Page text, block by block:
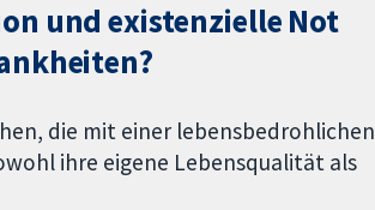
und existenzielle Not
die mit einer lebensbedrohlichen
ihre eigene Lebensqualität als